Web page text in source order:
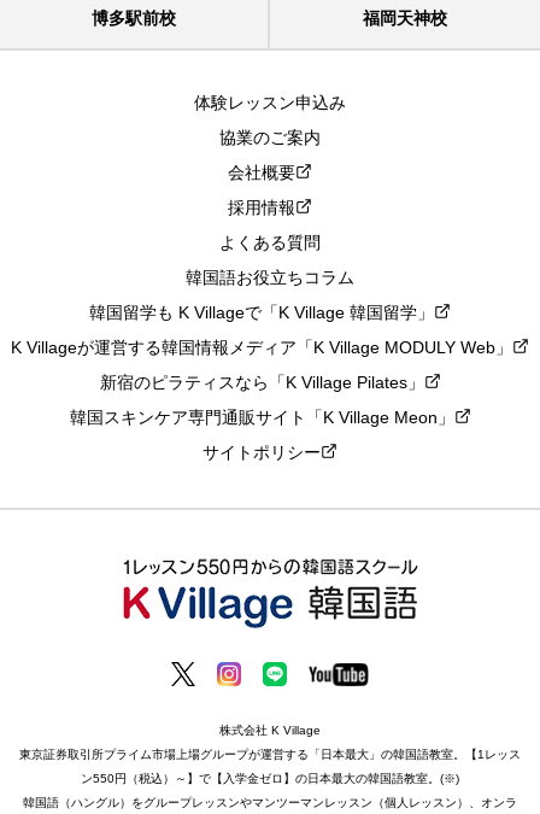
博多駅前校 福岡天神校
体験レッスン申込み
協業のご案内
会社概要
採用情報
よくある質問
韓国語お役立ちコラム
韓国留学も K Villageで「K Village 韓国留学」
K Villageが運営する韓国情報メディア「K Village MODULY Web」
新宿のピラティスなら「K Village Pilates」
韓国スキンケア専門通販サイト「K Village Meon」
サイトポリシー
株式会社 K Village
東京証券取引所プライム市場上場グループが運営する「日本最大」の韓国語教室。【1レッス
ン550円（税込）～】で【入学金ゼロ】の日本最大の韓国語教室。(※)
韓国語（ハングル）をグループレッスンやマンツーマンレッスン（個人レッスン）、オンラ